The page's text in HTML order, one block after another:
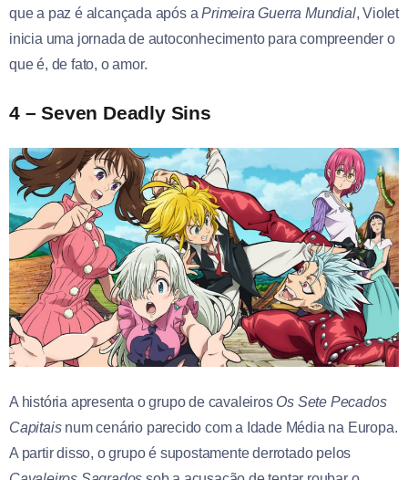
que a paz é alcançada após aPrimeira Guerra Mundial, Violet
inicia uma jornada de autoconhecimento para compreender o
que é, de fato, o amor.
4 – Seven Deadly Sins
A história apresenta o grupo de cavaleiros Os Sete Pecados
Capitaisnum cenário parecido com a Idade Média na Europa.
A partir disso, o grupo é supostamente derrotado pelos